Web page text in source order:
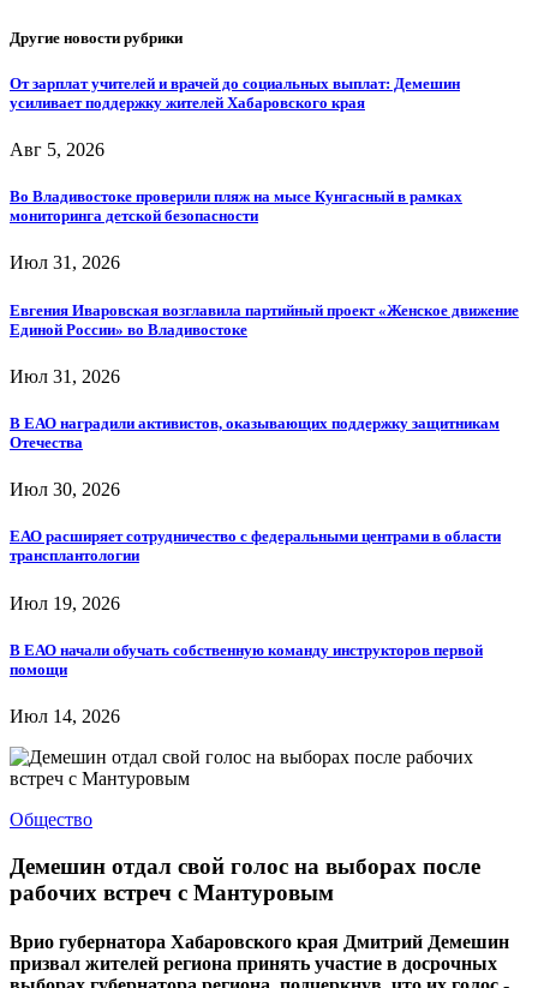
Другие новости рубрики
От зарплат учителей и врачей до социальных выплат: Демешин
усиливает поддержку жителей Хабаровского края
Авг 5, 2026
Во Владивостоке проверили пляж на мысе Кунгасный в рамках
мониторинга детской безопасности
Июл 31, 2026
Евгения Иваровская возглавила партийный проект «Женское движение
Единой России» во Владивостоке
Июл 31, 2026
В ЕАО наградили активистов, оказывающих поддержку защитникам
Отечества
Июл 30, 2026
ЕАО расширяет сотрудничество с федеральными центрами в области
трансплантологии
Июл 19, 2026
В ЕАО начали обучать собственную команду инструкторов первой
помощи
Июл 14, 2026
Общество
Демешин отдал свой голос на выборах после
рабочих встреч с Мантуровым
Врио губернатора Хабаровского края Дмитрий Демешин
призвал жителей региона принять участие в досрочных